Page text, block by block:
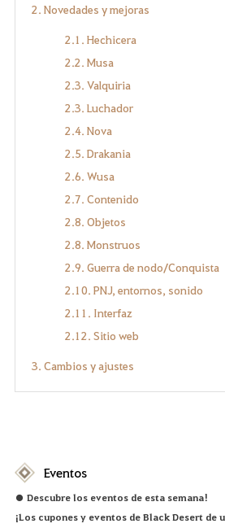
2. Novedades y mejoras
2.1. Hechicera
2.2. Musa
2.3. Valquiria
2.3. Luchador
2.4. Nova
2.5. Drakania
2.6. Wusa
2.7. Contenido
2.8. Objetos
2.8. Monstruos
2.9. Guerra de nodo/Conquista
2.10. PNJ, entornos, sonido
2.11. Interfaz
2.12. Sitio web
3. Cambios y ajustes
Eventos
● Descubre los eventos de esta semana!
¡Los cupones y eventos de Black Desert de